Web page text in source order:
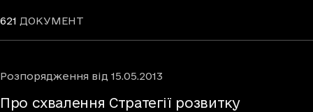
621 ДОКУМЕНТ
Розпорядження від 15.05.2013
Про схвалення Стратегії розвитку